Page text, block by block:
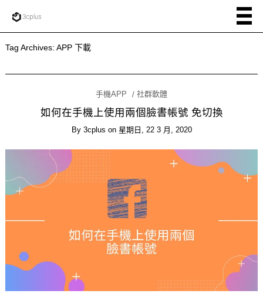
Tag Archives: APP 下載
手機APP 社群軟體
如何在手機上使用兩個臉書帳號 免切換
By 3cplus on 星期日, 22 3 月, 2020